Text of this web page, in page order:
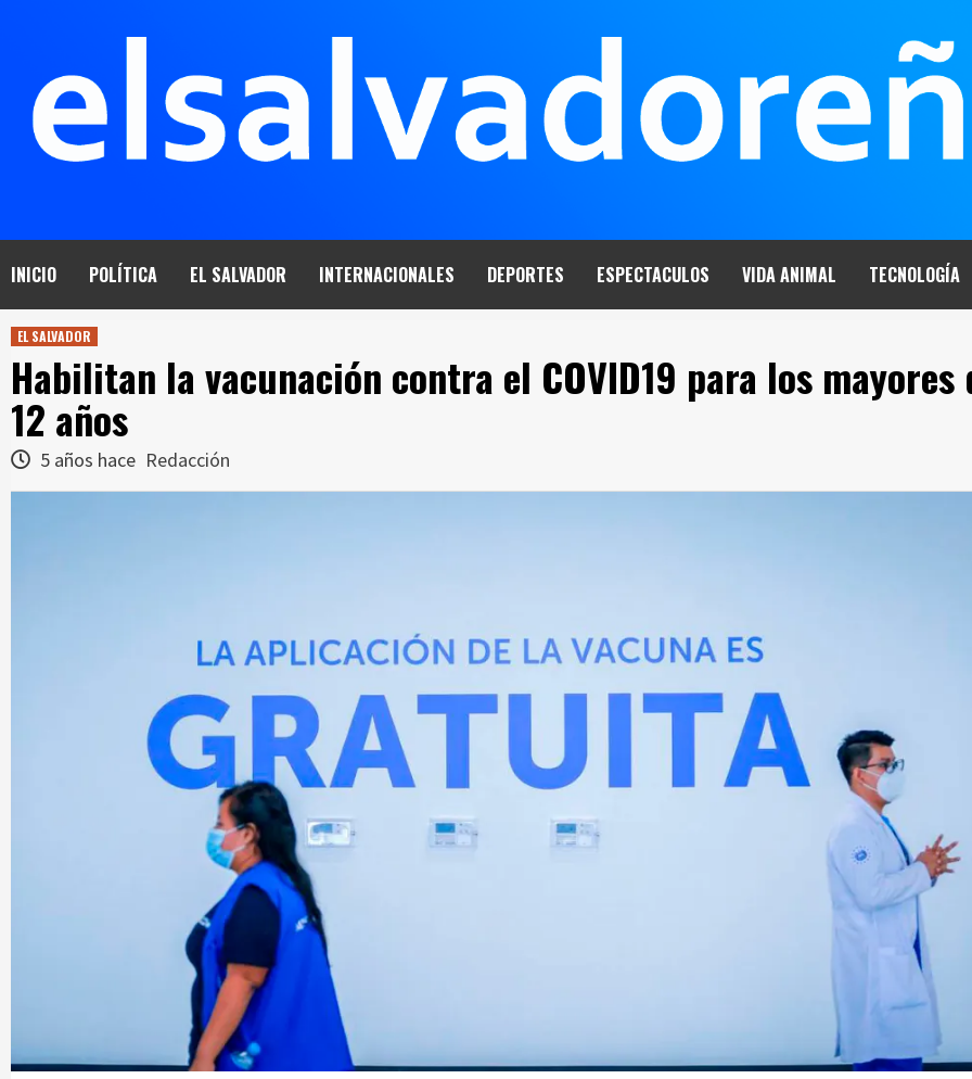
INICIO POLÍTICA EL SALVADOR INTERNACIONALES DEPORTES ESPECTACULOS VIDA ANIMAL TECNOLOGÍA
EL SALVADOR
Habilitan la vacunación contra el COVID19 para los mayores
12 años
5 años hace Redacción